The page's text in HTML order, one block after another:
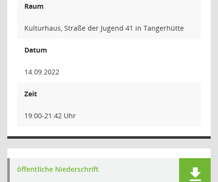
Raum
Kulturhaus, Straße der Jugend 41 in Tangerhütte
Datum
14.09.2022
Zeit
19:00-21:42 Uhr
öffentliche Niederschrift